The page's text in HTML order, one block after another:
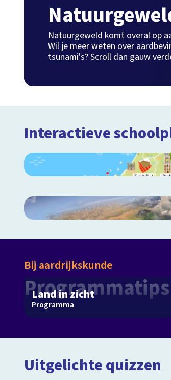
Natuurgeweld komt overal op
Wil je meer weten over
tsunami's? Scroll dan gauw
Interactieve
Bij aardrijkskunde
Programmatips
Land in zicht
Programma
Uitgelichte quizzen